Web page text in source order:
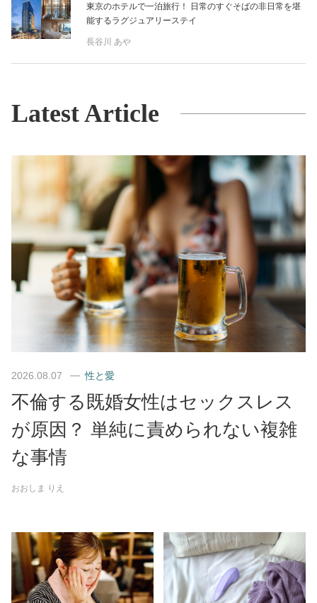
東京のホテルで一泊旅行！ 日常のすぐそばの非日常を堪
能するラグジュアリーステイ
長谷川 あや
Latest Article
2026.08.07 性と愛
不倫する既婚女性はセックスレス
が原因？ 単純に責められない複雑
な事情
おおしま りえ